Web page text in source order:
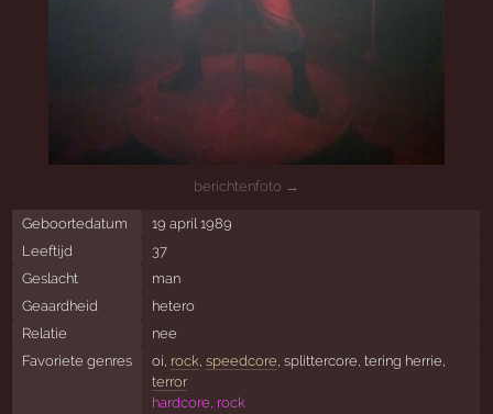
berichtenfoto →
Geboortedatum
19 april 1989
Leeftijd
37
Geslacht
man
Geaardheid
hetero
Relatie
nee
Favoriete genres
oi, rock, speedcore , splittercore, tering herrie,
terror
hardcore, rock